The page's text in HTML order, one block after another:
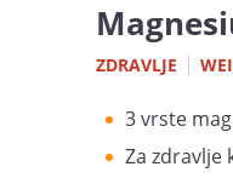
ZDRAVLJE |
3 vrste
Za zdravlje